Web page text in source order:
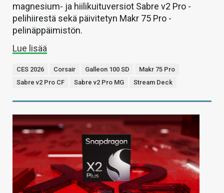
magnesium- ja hiilikuituversiot Sabre v2 Pro -
pelihiirestä sekä päivitetyn Makr 75 Pro -
pelinäppäimistön.
Lue lisää
CES 2026 Corsair Galleon 100 SD
Makr 75 Pro
Sabre v2 Pro CF
Sabre v2 Pro MG Stream Deck